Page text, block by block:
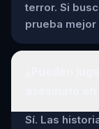
terror. Si
prueba mejor
Sí. Las